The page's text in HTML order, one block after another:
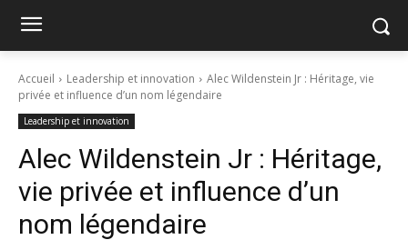
Accueil Leadership et innovation
Alec Wildenstein Jr : Héritage, vie
privée et influence d’un nom légendaire
Leadership et innovation
Alec Wildenstein Jr : Héritage,
vie privée et influence d’un
nom légendaire